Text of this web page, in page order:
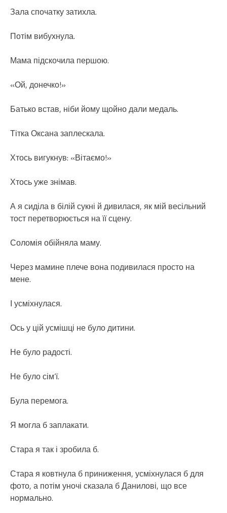
Зала спочатку затихла.
Потім вибухнула.
Мама підскочила першою.
«Ой, донечко!»
Батько встав, ніби йому щойно дали медаль.
Тітка Оксана заплескала.
Хтось вигукнув: «Вітаємо!»
Хтось уже знімав.
А я сиділа в білій сукні й дивилася, як мій весільний
тост перетворюється на її сцену.
Соломія обійняла маму.
Через мамине плече вона подивилася просто на
мене.
І усміхнулася.
Ось у цій усмішці не було дитини.
Не було радості.
Не було сім’ї.
Була перемога.
Я могла б заплакати.
Стара я так і зробила б.
Стара я ковтнула б приниження, усміхнулася б для
фото, а потім уночі сказала б Данилові, що все
нормально.